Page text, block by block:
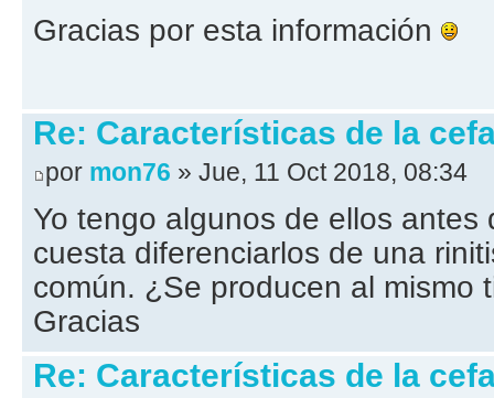
Gracias por esta información
Re: Características de la
por mon76 » Jue, 11 Oct 2018, 08:34
Yo tengo algunos de ellos antes
cuesta diferenciarlos de una
común. ¿Se producen al mismo
Gracias
Re: Características de la